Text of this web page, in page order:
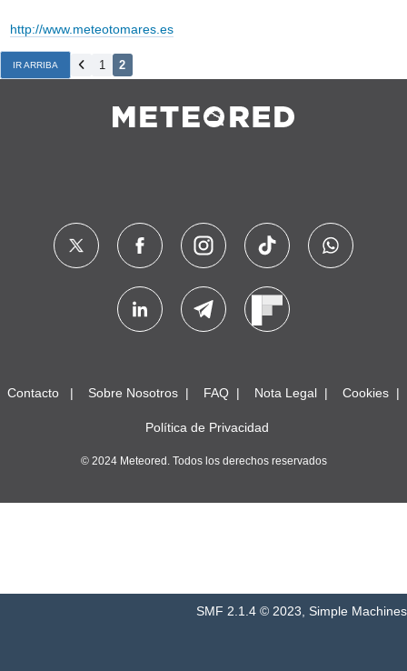
http://www.meteotomares.es
IR ARRIBA 1 2
Contacto Sobre Nosotros FAQ Nota Legal Cookies
Política de Privacidad
© 2024 Meteored. Todos los derechos reservados
SMF 2.1.4 © 2023, Simple Machines